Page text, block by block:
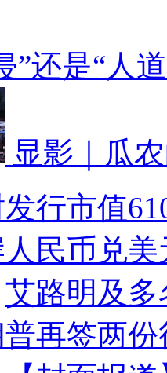
”还是“人
显影｜瓜
行市值
民币兑
艾路明及
再签两